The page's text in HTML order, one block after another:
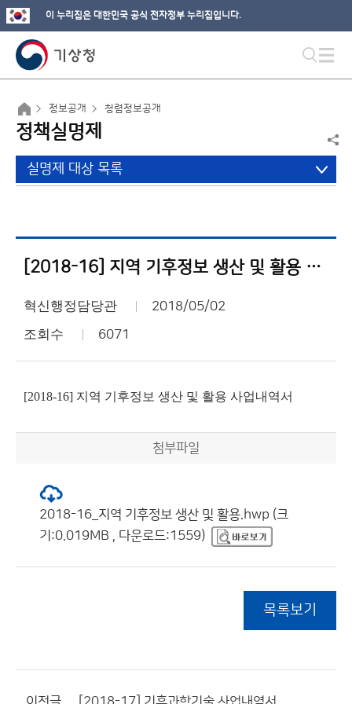
이 누리집은 대한민국 공식 전자정부 누리집입니다.
정보공개 청렴정보공개
정책실명제
실명제 대상 목록
[2018-16] 지역 기후정보 생산 및 활용 사업내역서
혁신행정담당관 2018/05/02
조회수 6071
[2018-16] 지역 기후정보 생산 및 활용 사업내역서
첨부파일
2018-16_지역 기후정보 생산 및 활용.hwp (크
기:0.019MB , 다운로드:1559)
목록보기